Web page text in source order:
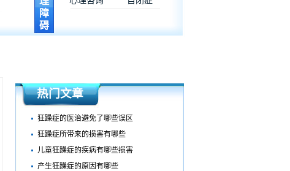
障
碍
热门文章
狂躁症的医治避免了哪些误区
狂躁症所带来的损害有哪些
儿童狂躁症的疾病有哪些损害
产生狂躁症的原因有哪些